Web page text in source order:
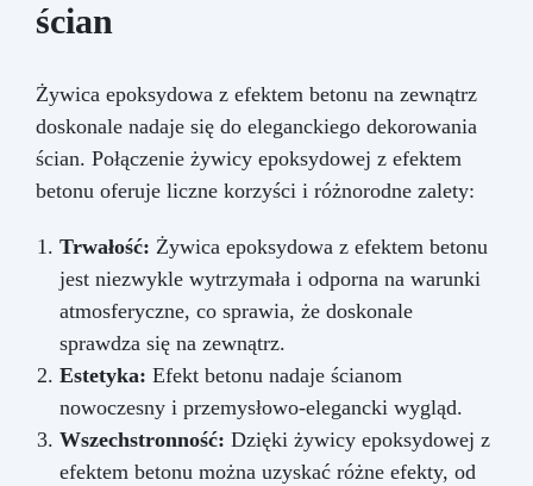
ścian
Żywica epoksydowa z efektem betonu na zewnątrz
doskonale nadaje się do eleganckiego dekorowania
ścian. Połączenie żywicy epoksydowej z efektem
betonu oferuje liczne korzyści i różnorodne zalety:
Trwałość: Żywica epoksydowa z efektem betonu
jest niezwykle wytrzymała i odporna na warunki
atmosferyczne, co sprawia, że doskonale
sprawdza się na zewnątrz.
Estetyka: Efekt betonu nadaje ścianom
nowoczesny i przemysłowo-elegancki wygląd.
Wszechstronność: Dzięki żywicy epoksydowej z
efektem betonu można uzyskać różne efekty, od